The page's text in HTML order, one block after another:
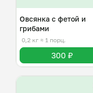
Овсянка с фетой и
грибами
0,2 кг ≈ 1 порц.
300 ₽